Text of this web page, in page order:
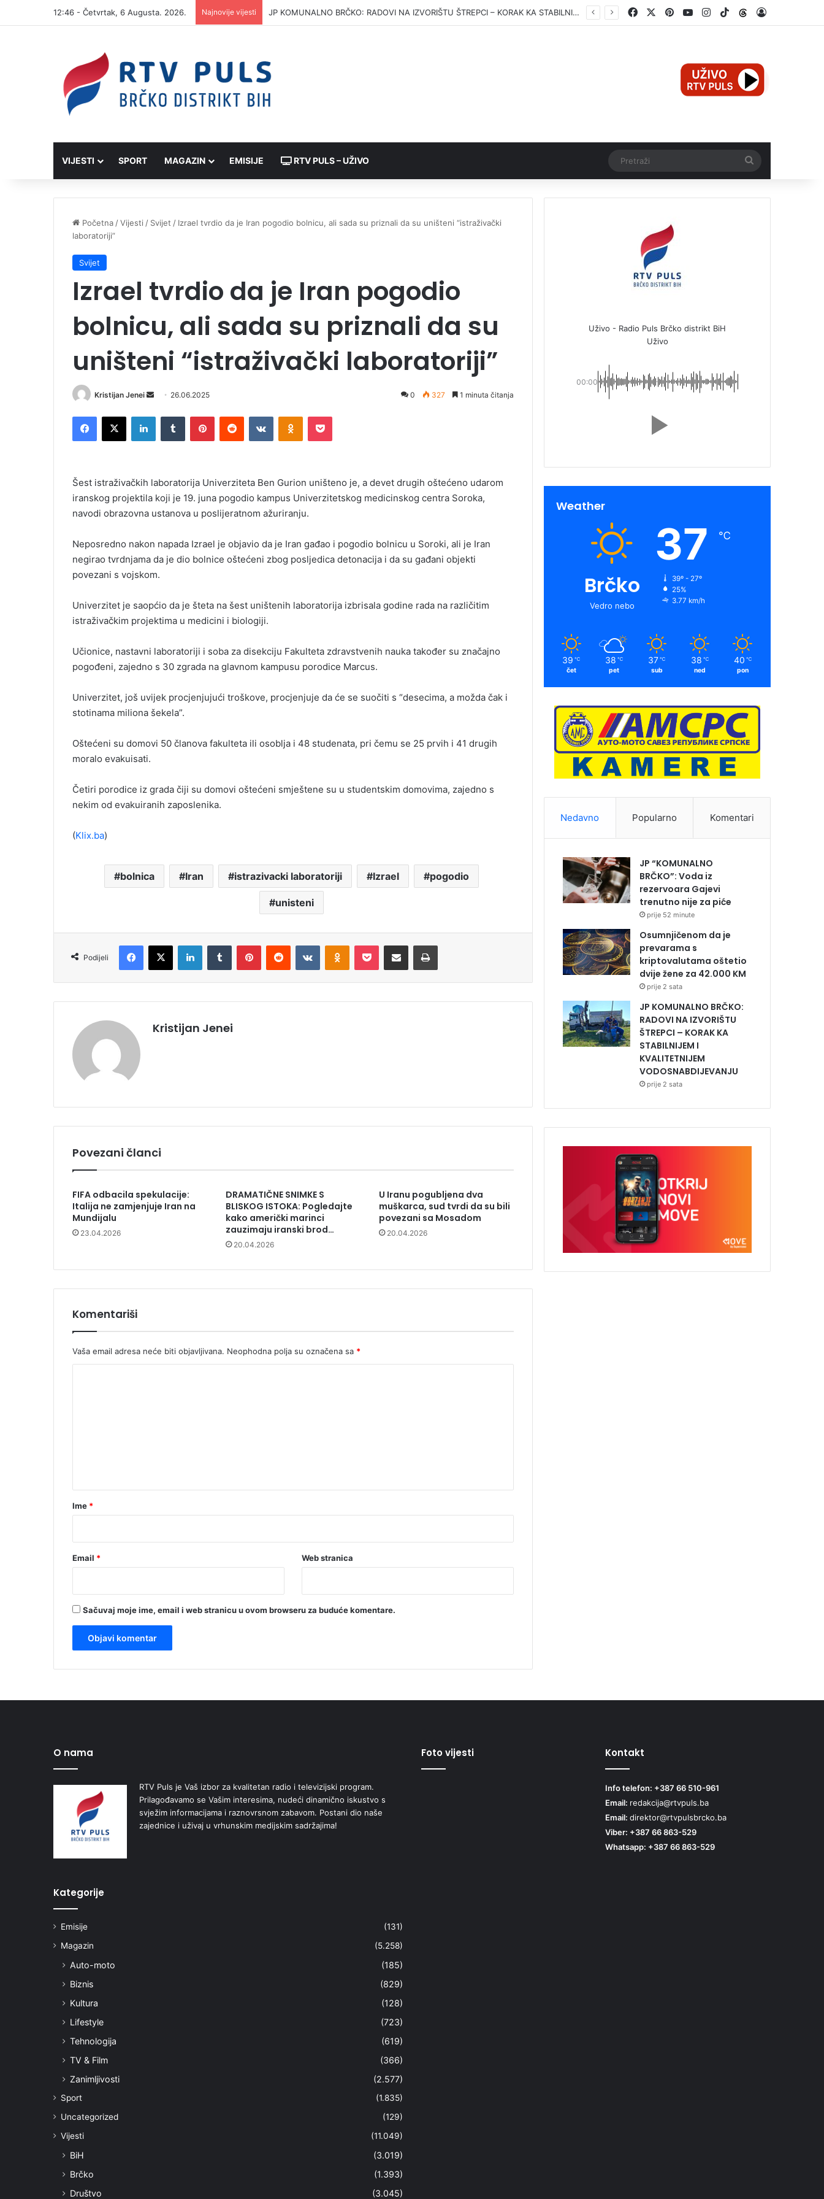
12:46 - Četvrtak, 6 Augusta. 2026. Najnovije vijesti Isplata julskih penzija u petak u Republici Srpskoj FacebookPinterestYouTubeInstagram
TikTokThreads
VIJESTI SPORT MAGAZIN EMISIJE RTV PULS – UŽIVO
Početna /Vijesti / Svijet / Izrael tvrdio da je Iran pogodio bolnicu, ali sada su priznali da su uništeni “istraživački
laboratoriji”
Svijet
Izrael tvrdio da je Iran pogodio
bolnicu, ali sada su priznali da su
uništeni “istraživački laboratoriji”
Kristijan Jenei
d
e
m
a
l
26.06.2025 0 327 1 minuta čitanja
Šest istraživačkih laboratorija Univerziteta Ben Gurion uništeno je, a devet drugih oštećeno udarom
iranskog projektila koji je 19. juna pogodio kampus Univerzitetskog medicinskog centra Soroka,
navodi obrazovna ustanova u poslijeratnom ažuriranju.
Neposredno nakon napada Izrael je objavio da je Iran gađao i pogodio bolnicu u Soroki, ali je Iran
negirao tvrdnjama da je dio bolnice oštećeni zbog posljedica detonacija i da su gađani objekti
povezani s vojskom.
Univerzitet je saopćio da je šteta na šest uništenih laboratorija izbrisala godine rada na različitim
istraživačkim projektima u medicini i biologiji.
Učionice, nastavni laboratoriji i soba za disekciju Fakulteta zdravstvenih nauka također su značajno
pogođeni, zajedno s 30 zgrada na glavnom kampusu porodice Marcus.
Univerzitet, još uvijek procjenjujući troškove, procjenjuje da će se suočiti s “desecima, a možda čak i
stotinama miliona šekela”.
Oštećeni su domovi 50 članova fakulteta ili osoblja i 48 studenata, pri čemu se 25 prvih i 41 drugih
moralo evakuisati.
Četiri porodice iz grada čiji su domovi oštećeni smještene su u studentskim domovima, zajedno s
nekim od evakuiranih zaposlenika.
(Klix.ba)
bolnica Iran istrazivacki laboratoriji Izrael pogodio
unisteni
Podijeli
Kristijan Jenei
Povezani članci
FIFA odbacila spekulacije:
Italija ne zamjenjuje Iran na
Mundijalu
23.04.2026
DRAMATIČNE SNIMKE S
BLISKOG ISTOKA: Pogledajte
kako američki marinci
zauzimaju iranski brod…
20.04.2026
U Iranu pogubljena dva
muškarca, sud tvrdi da su bili
povezani sa Mosadom
20.04.2026
Komentariši
Vaša email adresa neće biti objavljivana. Neophodna polja su označena sa *
r
Ime *
Email * Web stranica
Sačuvaj moje ime, email i web stranicu u ovom browseru za buduće komentare.
Uživo - Radio Puls Brčko distrikt BiH
Uživo
00:00
Weather
Brčko
Vedro nebo
37 ℃
39º - 27º
25%
3.77 km/h
39 ℃
čet
38 ℃
pet
37 ℃
sub
38 ℃
ned
40 ℃
pon
Nedavno Popularno Komentari
JP “KOMUNALNO
BRČKO”: Voda iz
rezervoara Gajevi
trenutno nije za piće
prije 52 minute
Osumnjičenom da je
prevarama s
kriptovalutama oštetio
dvije žene za 42.000 KM
prije 2 sata
JP KOMUNALNO BRČKO:
RADOVI NA IZVORIŠTU
ŠTREPCI – KORAK KA
STABILNIJEM I
KVALITETNIJEM
VODOSNABDIJEVANJU
prije 2 sata
O nama
RTV Puls je Vaš izbor za kvalitetan radio i televizijski program.
Prilagođavamo se Vašim interesima, nudeći dinamično iskustvo s
svježim informacijama i raznovrsnom zabavom. Postani dio naše
zajednice i uživaj u vrhunskim medijskim sadržajima!
Kategorije
Emisije
(131)
Magazin
(5.258)
Auto-moto
(185)
Biznis
(829)
Kultura
(128)
Lifestyle
(723)
Tehnologija
(619)
TV & Film
(366)
Zanimljivosti
(2.577)
Sport
(1.835)
Uncategorized
(129)
Vijesti
(11.049)
BiH
(3.019)
Brčko
(1.393)
Društvo
(3.045)
Foto vijesti Kontakt
Info telefon: +387 66 510-961
Email: redakcija@rtvpuls.ba
Email: direktor@rtvpulsbrcko.ba
Viber: +387 66 863-529
Whatsapp: +387 66 863-529